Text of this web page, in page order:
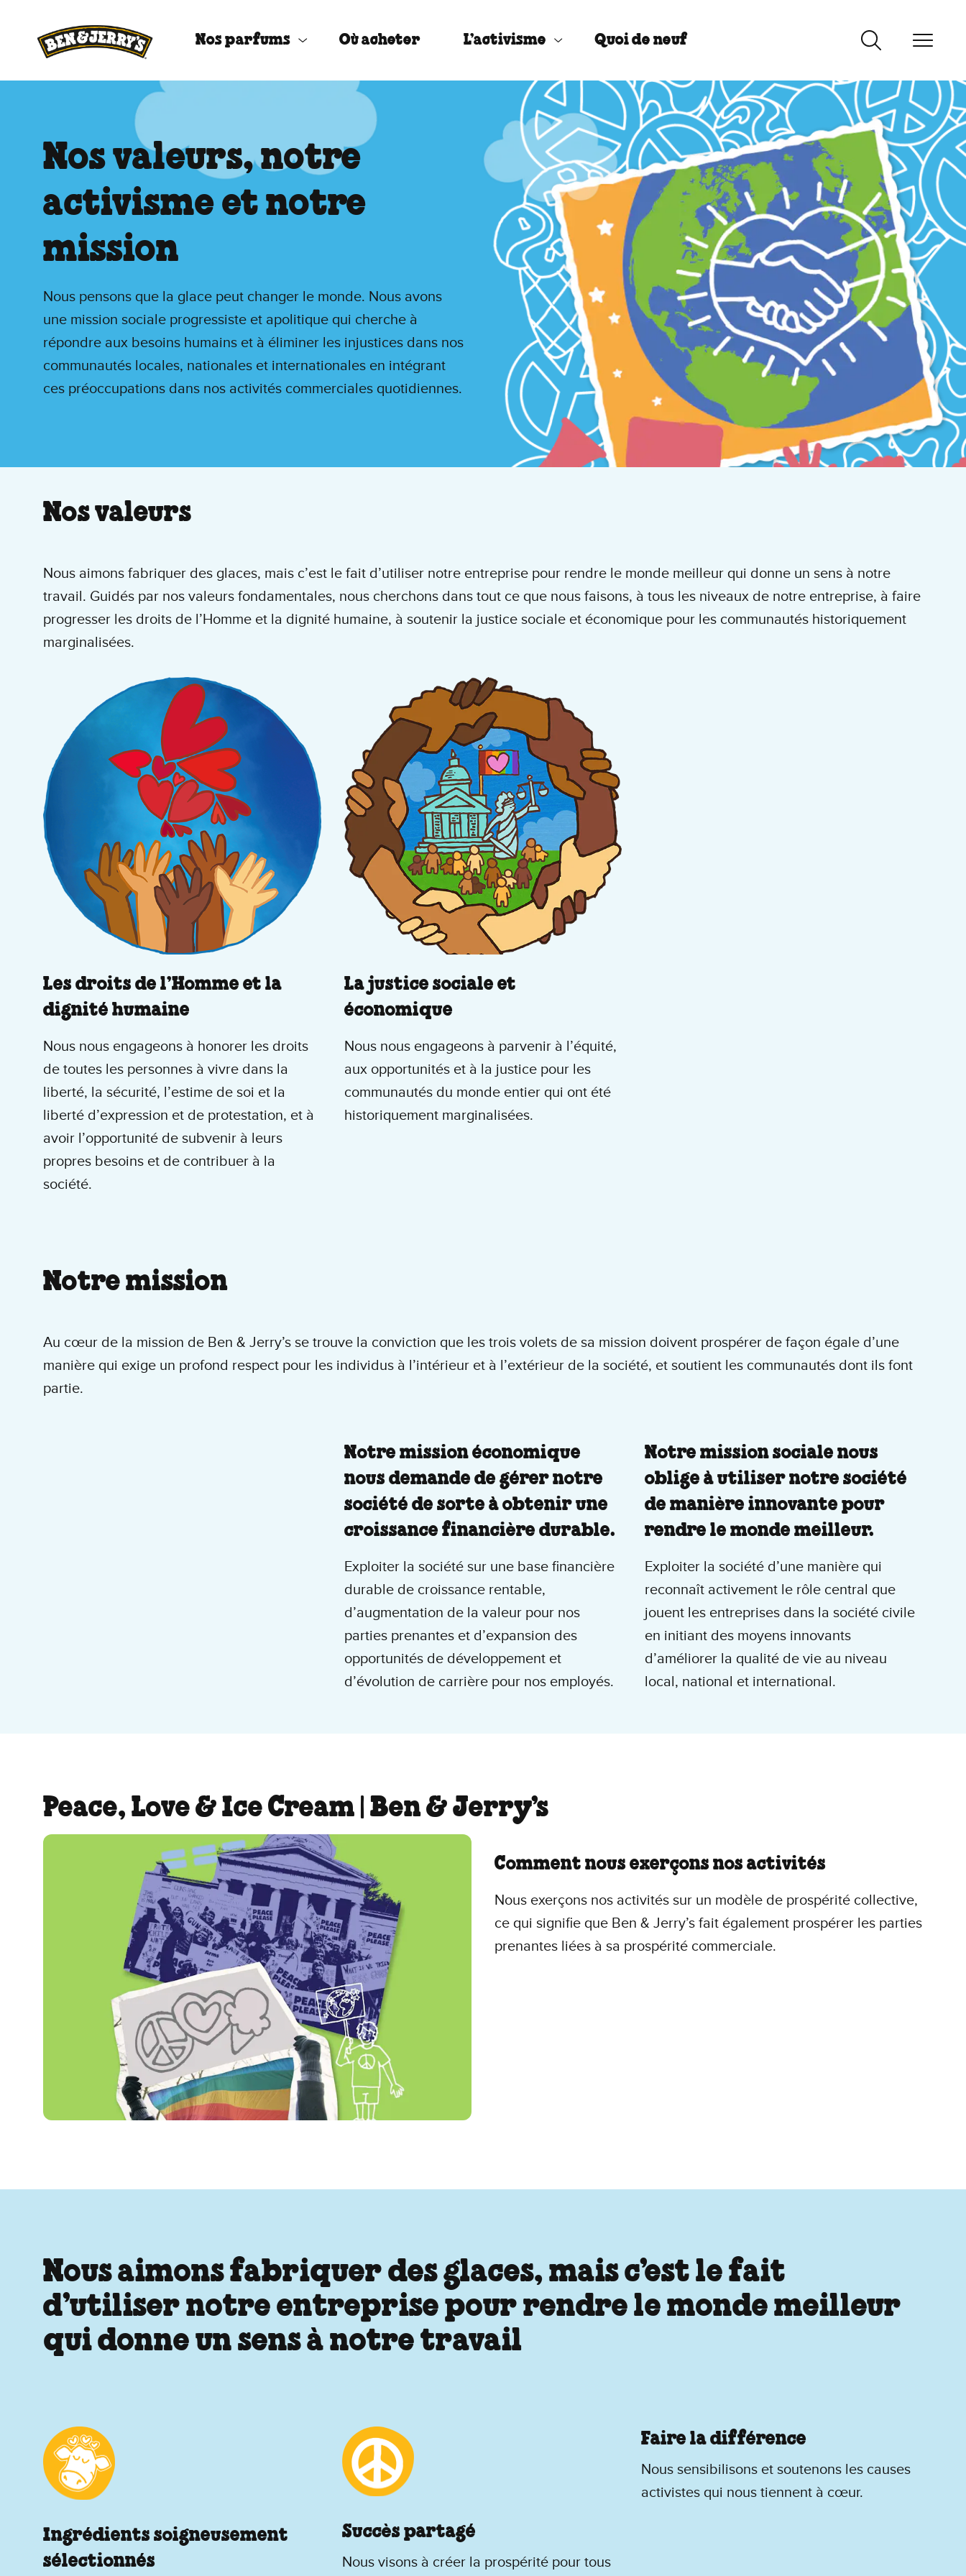
Nos parfums Où acheter L’activisme Quoi de neuf
Nos valeurs, notre
activisme et notre
mission
Nous pensons que la glace peut changer le monde. Nous avons
une mission sociale progressiste et apolitique qui cherche à
répondre aux besoins humains et à éliminer les injustices dans nos
communautés locales, nationales et internationales en intégrant
ces préoccupations dans nos activités commerciales quotidiennes.
Nos valeurs
Nous aimons fabriquer des glaces, mais c’est le fait d’utiliser notre entreprise pour rendre le monde meilleur qui donne un sens à notre
travail. Guidés par nos valeurs fondamentales, nous cherchons dans tout ce que nous faisons, à tous les niveaux de notre entreprise, à faire
progresser les droits de l’Homme et la dignité humaine, à soutenir la justice sociale et économique pour les communautés historiquement
marginalisées.
Les droits de l’Homme et la
dignité humaine
Nous nous engageons à honorer les droits
de toutes les personnes à vivre dans la
liberté, la sécurité, l’estime de soi et la
liberté d’expression et de protestation, et à
avoir l’opportunité de subvenir à leurs
propres besoins et de contribuer à la
société.
La justice sociale et
économique
Nous nous engageons à parvenir à l’équité,
aux opportunités et à la justice pour les
communautés du monde entier qui ont été
historiquement marginalisées.
Notre mission
Au cœur de la mission de Ben & Jerry’s se trouve la conviction que les trois volets de sa mission doivent prospérer de façon égale d’une
manière qui exige un profond respect pour les individus à l’intérieur et à l’extérieur de la société, et soutient les communautés dont ils font
partie.
Notre mission économique
nous demande de gérer notre
société de sorte à obtenir une
croissance financière durable.
Exploiter la société sur une base financière
durable de croissance rentable,
d’augmentation de la valeur pour nos
parties prenantes et d’expansion des
opportunités de développement et
d’évolution de carrière pour nos employés.
Notre mission sociale nous
oblige à utiliser notre société
de manière innovante pour
rendre le monde meilleur.
Exploiter la société d’une manière qui
reconnaît activement le rôle central que
jouent les entreprises dans la société civile
en initiant des moyens innovants
d’améliorer la qualité de vie au niveau
local, national et international.
Peace, Love & Ice Cream | Ben & Jerry’s
Comment nous exerçons nos activités
Nous exerçons nos activités sur un modèle de prospérité collective,
ce qui signifie que Ben & Jerry’s fait également prospérer les parties
prenantes liées à sa prospérité commerciale.
Nous aimons fabriquer des glaces, mais c’est le fait
d’utiliser notre entreprise pour rendre le monde meilleur
qui donne un sens à notre travail
Ingrédients soigneusement
sélectionnés
Succès partagé
Nous visons à créer la prospérité pour tous
Faire la différence
Nous sensibilisons et soutenons les causes
activistes qui nous tiennent à cœur.